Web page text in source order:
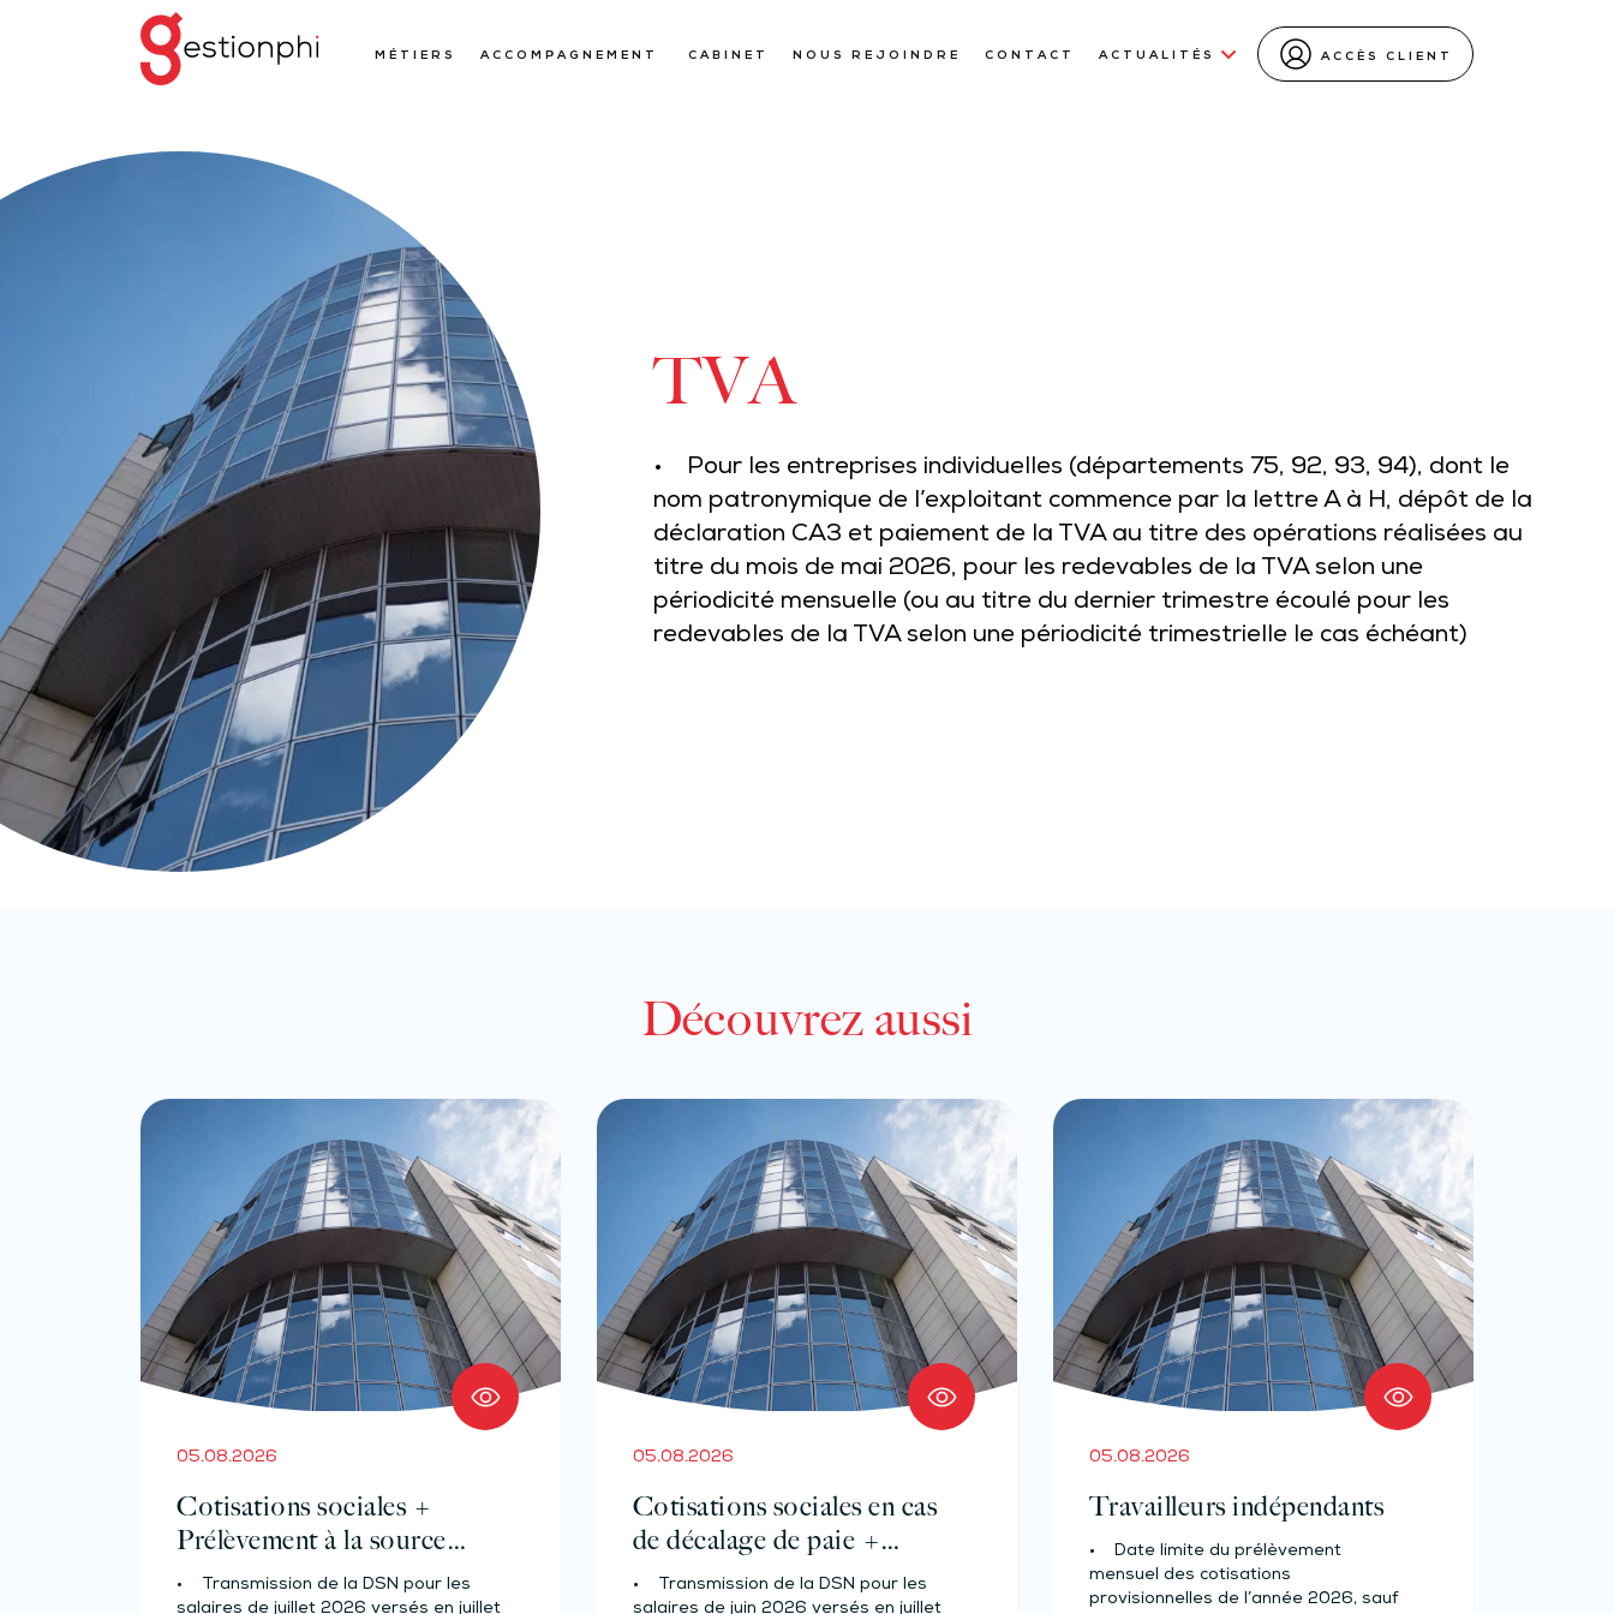
MÉTIERS ACCOMPAGNEMENT CABINET NOUS REJOINDRE CONTACT ACTUALITÉS ACCÈS CLIENT
TVA
• Pour les entreprises individuelles (départements 75, 92, 93, 94), dont le
nom patronymique de l’exploitant commence par la lettre A à H, dépôt de la
déclaration CA3 et paiement de la TVA au titre des opérations réalisées au
titre du mois de mai 2026, pour les redevables de la TVA selon une
périodicité mensuelle (ou au titre du dernier trimestre écoulé pour les
redevables de la TVA selon une périodicité trimestrielle le cas échéant)
Découvrez aussi
05.08.2026
Cotisations sociales +
Prélèvement à la source
pour les salariés et assimilés
(effectif d’au moins 50
• Transmission de la DSN pour les
salaires de juillet 2026 versés en juillet
05.08.2026
Cotisations sociales en cas
de décalage de paie +
Prélèvement à la source des
salariés et assimilés (effectif
• Transmission de la DSN pour les
salaires de juin 2026 versés en juillet
05.08.2026
Travailleurs indépendants
• Date limite du prélèvement
mensuel des cotisations
provisionnelles de l’année 2026, sauf